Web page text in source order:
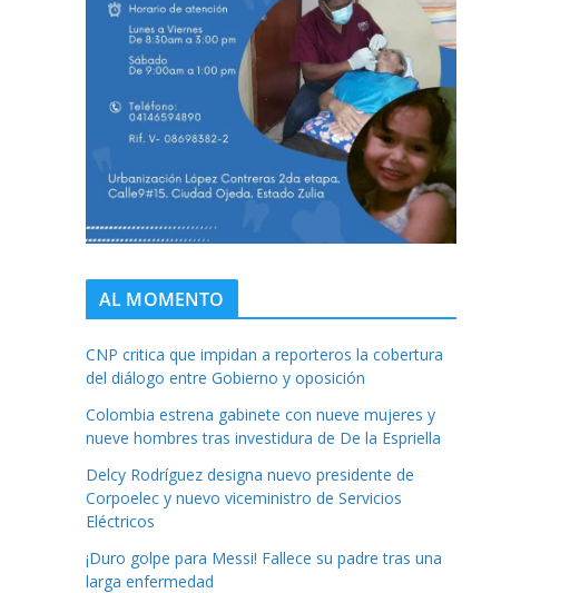
AL MOMENTO
CNP critica que impidan a reporteros la cobertura
del diálogo entre Gobierno y oposición
Colombia estrena gabinete con nueve mujeres y
nueve hombres tras investidura de De la Espriella
Delcy Rodríguez designa nuevo presidente de
Corpoelec y nuevo viceministro de Servicios
Eléctricos
¡Duro golpe para Messi! Fallece su padre tras una
larga enfermedad